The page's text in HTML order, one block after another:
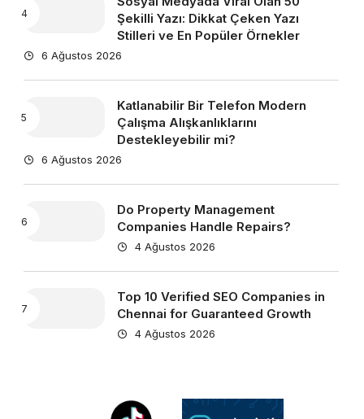
Şekilli Yazı: Dikkat Çeken Yazı
Stilleri ve En Popüler Örnekler
6 Ağustos 2026
Katlanabilir Bir Telefon Modern
Çalışma Alışkanlıklarını
Destekleyebilir mi?
6 Ağustos 2026
Do Property Management
Companies Handle Repairs?
4 Ağustos 2026
Top 10 Verified SEO Companies in
Chennai for Guaranteed Growth
4 Ağustos 2026